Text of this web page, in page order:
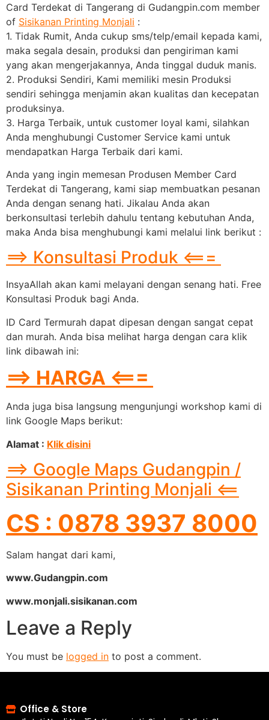
Card Terdekat di Tangerang di Gudangpin.com member
of Sisikanan Printing Monjali :
1. Tidak Rumit, Anda cukup sms/telp/email kepada kami,
maka segala desain, produksi dan pengiriman kami
yang akan mengerjakannya, Anda tinggal duduk manis.
2. Produksi Sendiri, Kami memiliki mesin Produksi
sendiri sehingga menjamin akan kualitas dan kecepatan
produksinya.
3. Harga Terbaik, untuk customer loyal kami, silahkan
Anda menghubungi Customer Service kami untuk
mendapatkan Harga Terbaik dari kami.
Anda yang ingin memesan Produsen Member Card
Terdekat di Tangerang, kami siap membuatkan pesanan
Anda dengan senang hati. Jikalau Anda akan
berkonsultasi terlebih dahulu tentang kebutuhan Anda,
maka Anda bisa menghubungi kami melalui link berikut :
==> Konsultasi Produk <===
InsyaAllah akan kami melayani dengan senang hati. Free
Konsultasi Produk bagi Anda.
ID Card Termurah dapat dipesan dengan sangat cepat
dan murah. Anda bisa melihat harga dengan cara klik
link dibawah ini:
==> HARGA <===
Anda juga bisa langsung mengunjungi workshop kami di
link Google Maps berikut:
Alamat : Klik disini
==> Google Maps Gudangpin /
Sisikanan Printing Monjali <==
CS : 0878 3937 8000
Salam hangat dari kami,
www.Gudangpin.com
www.monjali.sisikanan.com
Leave a Reply
You must be logged in to post a comment.
Office & Store